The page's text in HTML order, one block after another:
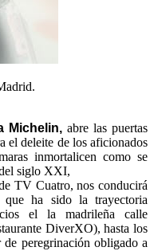
Michelin, abre las puertas
el deleite de los aficionados
inmortalicen como se
siglo XXI,
TV Cuatro, nos conducirá
ha sido la trayectoria
el la madrileña calle
DiverXO), hasta los
peregrinación obligado a